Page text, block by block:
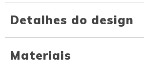
Detalhes do design
Materiais